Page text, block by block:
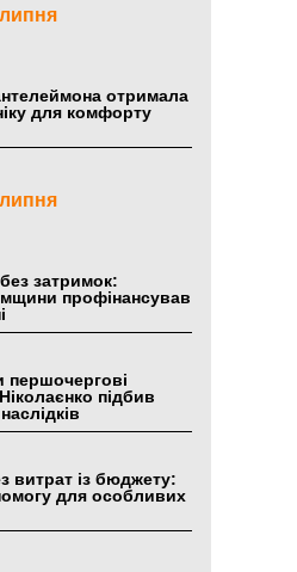
отримала
для комфорту
затримок:
профінансував
підбив
витрат із бюджету:
для особливих